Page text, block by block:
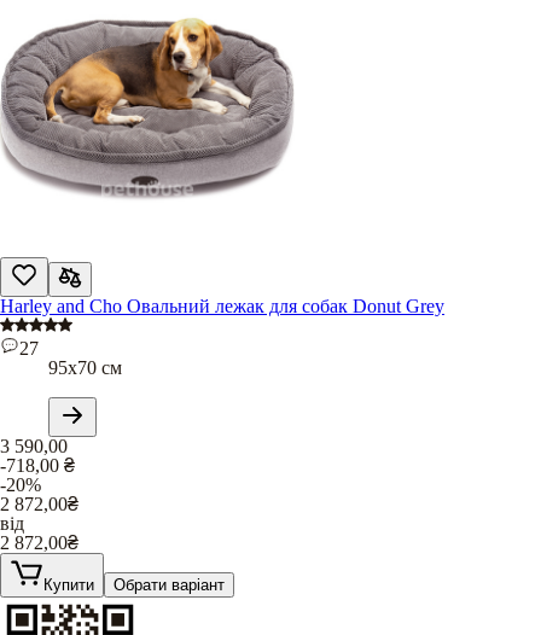
Harley and Cho Овальний лежак для собак Donut Grey
27
95х70 см
3 590,00
-718,00 ₴
-20%
2 872,00₴
від
2 872,00₴
Купити Обрати варіант